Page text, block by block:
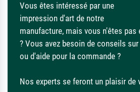
Vous êtes intéressé par une
impression d'art de notre
manufacture, mais vous n'êtes pas
? Vous avez besoin de conseils
ou d'aide pour la commande ?
Nos experts se feront un plaisir de